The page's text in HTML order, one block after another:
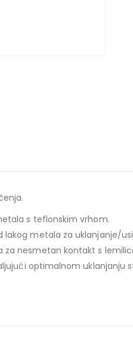
s teflonskim vrhom.
metala za uklanjanje/
nesmetan kontakt s
optimalnom uklanjanju